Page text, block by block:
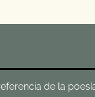
de la